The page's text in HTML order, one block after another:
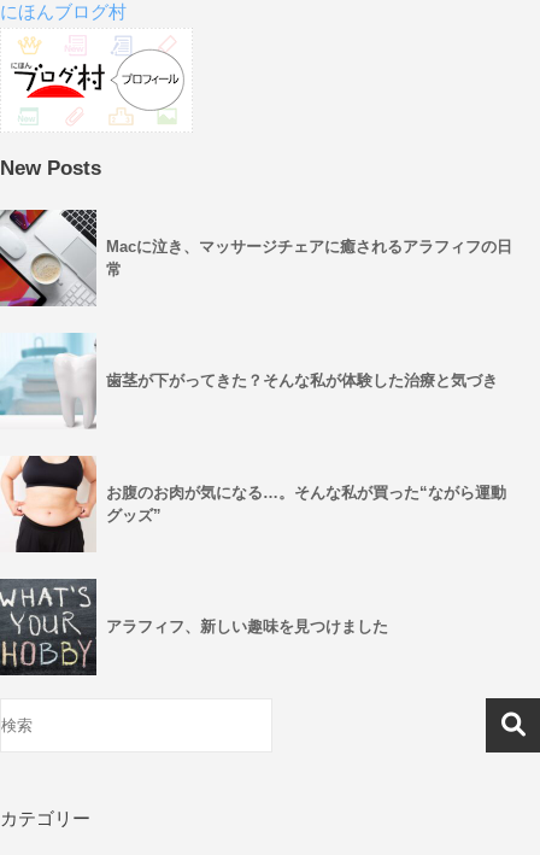
にほんブログ村
New Posts
Macに泣き、マッサージチェアに癒されるアラフィフの日
常
歯茎が下がってきた？そんな私が体験した治療と気づき
お腹のお肉が気になる…。そんな私が買った“ながら運動
グッズ”
アラフィフ、新しい趣味を見つけました
カテゴリー